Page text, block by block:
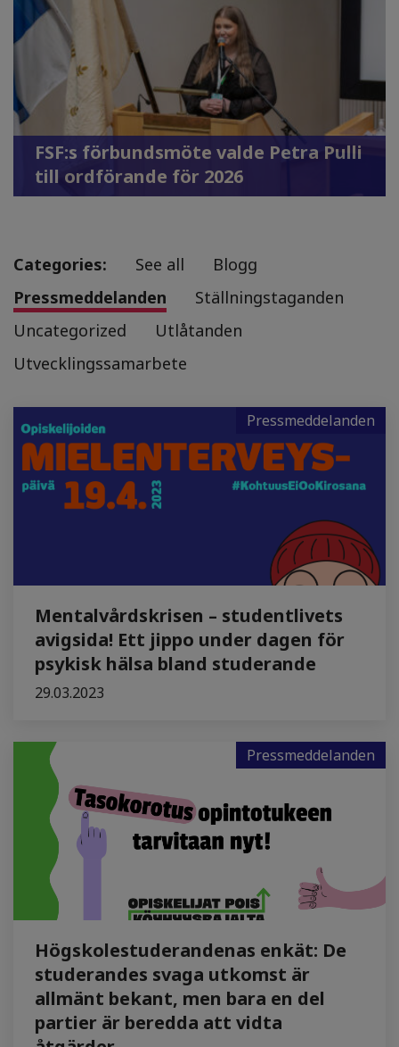
FSF:s förbundsmöte valde Petra Pulli
till ordförande för 2026
Categories: See all
Blogg
Pressmeddelanden
Ställningstaganden
Uncategorized
Utlåtanden
Utvecklingssamarbete
Pressmeddelanden
Mentalvårdskrisen – studentlivets
avigsida! Ett jippo under dagen för
psykisk hälsa bland studerande
29.03.2023
Pressmeddelanden
Högskolestuderandenas enkät: De
studerandes svaga utkomst är
allmänt bekant, men bara en del
partier är beredda att vidta